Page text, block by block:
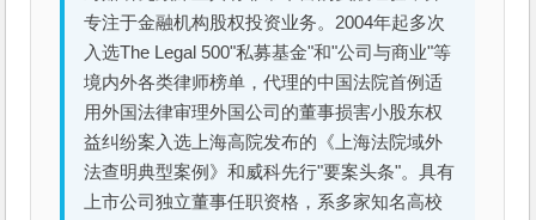
专注于金融机构股权投资业务。2004年起多次
入选The Legal 500"私募基金"和"公司与商业"等
境内外各类律师榜单，代理的中国法院首例适
用外国法律审理外国公司的董事损害小股东权
益纠纷案入选上海高院发布的《上海法院域外
法查明典型案例》和威科先行"要案头条"。具有
上市公司独立董事任职资格，系多家知名高校